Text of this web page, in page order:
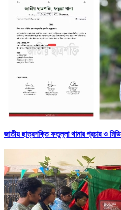
জাতীয় ছাত্রশক্তি ফতুল্লা থানার প্রচার ও